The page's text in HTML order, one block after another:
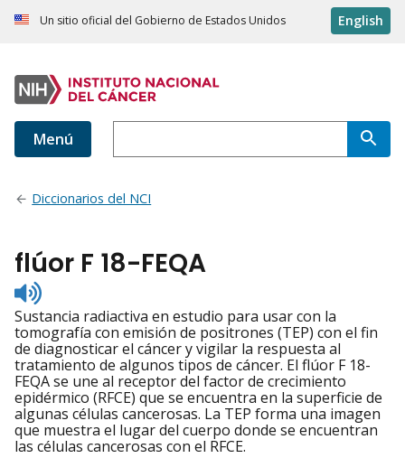
Un sitio oficial del Gobierno de Estados Unidos English
Menú
Diccionarios del NCI
flúor F 18-FEQA
Listen
to
pronunciation
Sustancia radiactiva en estudio para usar con la
tomografía con emisión de positrones (TEP) con el fin
de diagnosticar el cáncer y vigilar la respuesta al
tratamiento de algunos tipos de cáncer. El flúor F 18-
FEQA se une al receptor del factor de crecimiento
epidérmico (RFCE) que se encuentra en la superficie de
algunas células cancerosas. La TEP forma una imagen
que muestra el lugar del cuerpo donde se encuentran
las células cancerosas con el RFCE.